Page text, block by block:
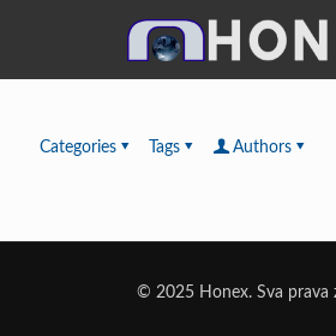
Categories Tags Authors
© 2025 Honex. Sva prava